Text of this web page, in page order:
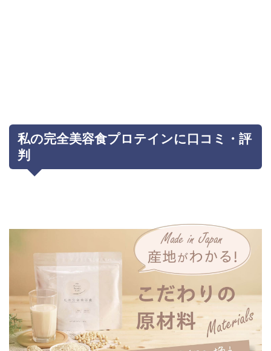
私の完全美容食プロテインに口コミ・評
判